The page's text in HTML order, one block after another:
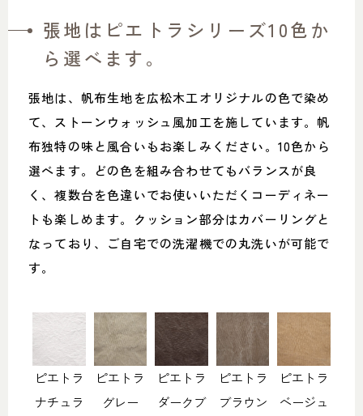
張地はピエトラシリーズ10色か
ら選べます。
張地は、帆布生地を広松木工オリジナルの色で染め
て、ストーンウォッシュ風加工を施しています。帆
布独特の味と風合いもお楽しみください。10色から
選べます。どの色を組み合わせてもバランスが良
く、複数台を色違いでお使いいただくコーディネー
トも楽しめます。クッション部分はカバーリングと
なっており、ご自宅での洗濯機での丸洗いが可能で
す。
ピエトラ
ナチュラ
ピエトラ
グレー
ピエトラ
ダークブ
ピエトラ
ブラウン
ピエトラ
ベージュ